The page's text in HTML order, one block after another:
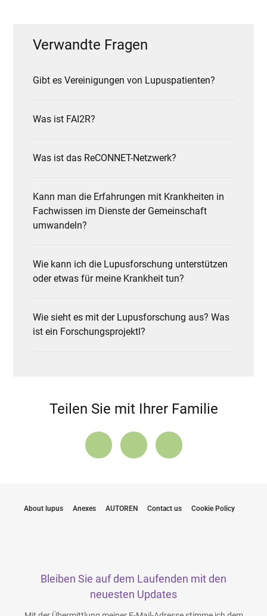
Verwandte Fragen
Gibt es Vereinigungen von Lupuspatienten?
Was ist FAI2R?
Was ist das ReCONNET-Netzwerk?
Kann man die Erfahrungen mit Krankheiten in
Fachwissen im Dienste der Gemeinschaft
umwandeln?
Wie kann ich die Lupusforschung unterstützen
oder etwas für meine Krankheit tun?
Wie sieht es mit der Lupusforschung aus? Was
ist ein Forschungsprojektl?
Teilen Sie mit Ihrer Familie
About lupus Anexes AUTOREN Contact us Cookie Policy
Bleiben Sie auf dem Laufenden mit den
neuesten Updates